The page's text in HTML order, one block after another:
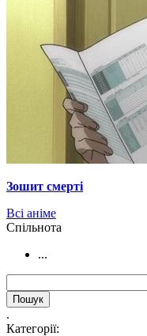
Зошит смерті
Всі аніме
Cпільнота
...
.
Категорії: